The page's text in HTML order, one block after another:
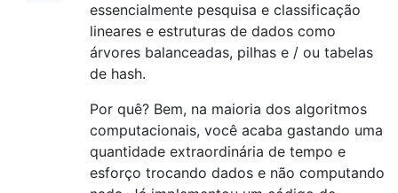
essencialmente pesquisa e classificação
lineares e estruturas de dados como
árvores balanceadas, pilhas e / ou tabelas
de hash.
Por quê? Bem, na maioria dos algoritmos
computacionais, você acaba gastando uma
quantidade extraordinária de tempo e
esforço trocando dados e não computando